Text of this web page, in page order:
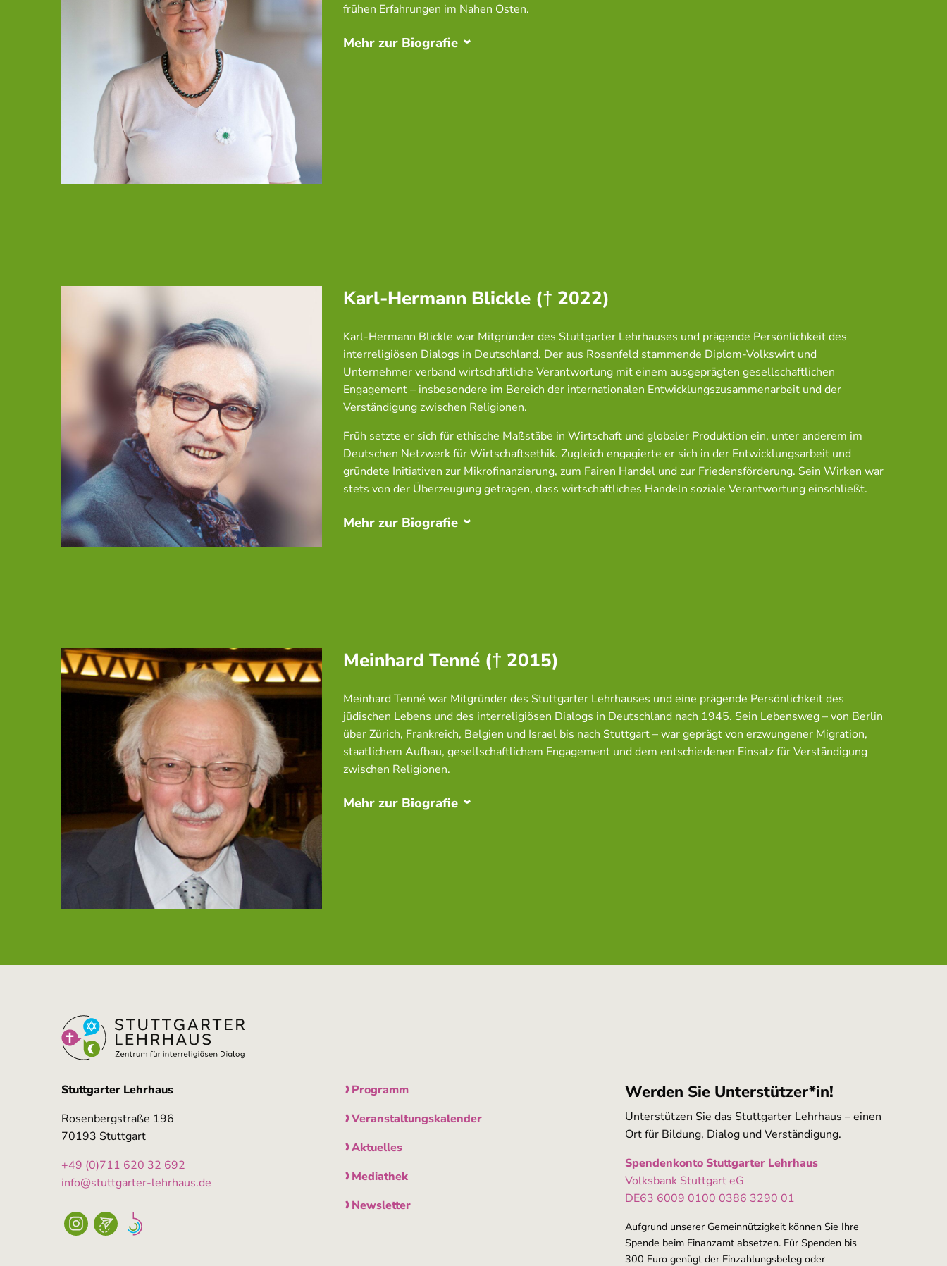
frühen Erfahrungen im Nahen Osten.
Mehr zur Biografie
Karl-Hermann Blickle († 2022)
Karl-Hermann Blickle war Mitgründer des Stuttgarter Lehrhauses und prägende Persönlichkeit des
interreligiösen Dialogs in Deutschland. Der aus Rosenfeld stammende Diplom-Volkswirt und
Unternehmer verband wirtschaftliche Verantwortung mit einem ausgeprägten gesellschaftlichen
Engagement – insbesondere im Bereich der internationalen Entwicklungszusammenarbeit und der
Verständigung zwischen Religionen.
Früh setzte er sich für ethische Maßstäbe in Wirtschaft und globaler Produktion ein, unter anderem im
Deutschen Netzwerk für Wirtschaftsethik. Zugleich engagierte er sich in der Entwicklungsarbeit und
gründete Initiativen zur Mikrofinanzierung, zum Fairen Handel und zur Friedensförderung. Sein Wirken war
stets von der Überzeugung getragen, dass wirtschaftliches Handeln soziale Verantwortung einschließt.
Mehr zur Biografie
Meinhard Tenné († 2015)
Meinhard Tenné war Mitgründer des Stuttgarter Lehrhauses und eine prägende Persönlichkeit des
jüdischen Lebens und des interreligiösen Dialogs in Deutschland nach 1945. Sein Lebensweg – von Berlin
über Zürich, Frankreich, Belgien und Israel bis nach Stuttgart – war geprägt von erzwungener Migration,
staatlichem Aufbau, gesellschaftlichem Engagement und dem entschiedenen Einsatz für Verständigung
zwischen Religionen.
Mehr zur Biografie
Stuttgarter Lehrhaus
Rosenbergstraße 196
70193 Stuttgart
+49 (0)711 620 32 692
info@stuttgarter-lehrhaus.de
Programm
Veranstaltungskalender
Aktuelles
Mediathek
Newsletter
Werden Sie Unterstützer*in!
Unterstützen Sie das Stuttgarter Lehrhaus – einen
Ort für Bildung, Dialog und Verständigung.
Spendenkonto Stuttgarter Lehrhaus
Volksbank Stuttgart eG
DE63 6009 0100 0386 3290 01
Aufgrund unserer Gemeinnützigkeit können Sie Ihre
Spende beim Finanzamt absetzen. Für Spenden bis
300 Euro genügt der Einzahlungsbeleg oder